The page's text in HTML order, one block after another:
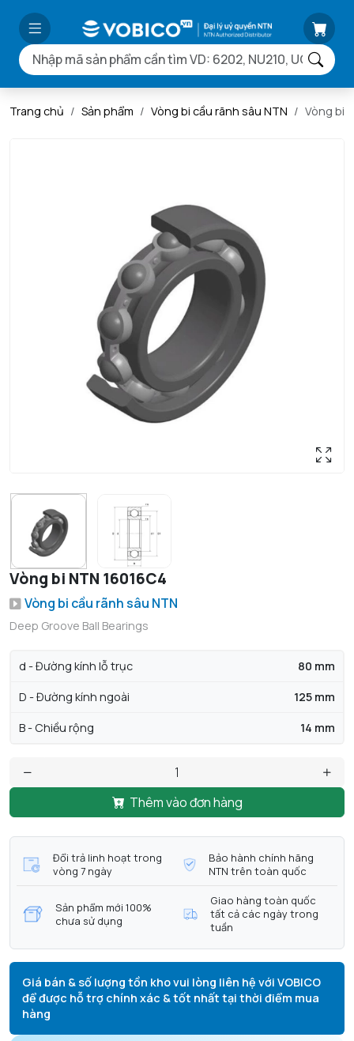
Trang chủ Sản phẩm Vòng bi cầu rãnh sâu NTN Vòng bi
Vòng bi NTN 16016C4
Vòng bi cầu rãnh sâu NTN
Deep Groove Ball Bearings
d - Đường kính lỗ trục 80 mm
D - Đường kính ngoài 125 mm
B - Chiều rộng 14 mm
Thêm vào đơn hàng
Đổi trả linh hoạt trong
vòng 7 ngày
Bảo hành chính hãng
NTN trên toàn quốc
Sản phẩm mới 100%
chưa sử dụng
Giao hàng toàn quốc
tất cả các ngày trong
tuần
Giá bán & số lượng tồn kho vui lòng liên hệ với VOBICO
để được hỗ trợ chính xác & tốt nhất tại thời điểm mua
hàng